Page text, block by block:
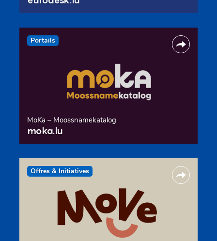
Portails
MoKa – Moossnamekatalog
moka.lu
Offres & Initiatives